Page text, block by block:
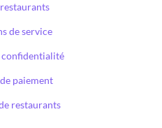
de service
paiement
restaurants